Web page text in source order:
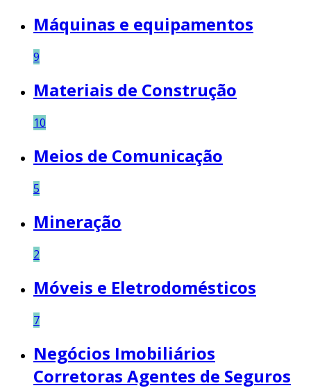
Máquinas e equipamentos
9
Materiais de Construção
10
Meios de Comunicação
5
Mineração
2
Móveis e Eletrodomésticos
7
Negócios Imobiliários
Corretoras Agentes de Seguros